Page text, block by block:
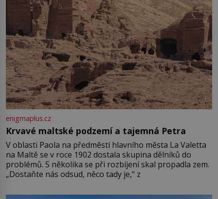
enigmaplus.cz
Krvavé maltské podzemí a tajemná Petra
V oblasti Paola na předměstí hlavního města La Valetta
na Maltě se v roce 1902 dostala skupina dělníků do
problémů. S několika se při rozbíjení skal propadla zem.
„Dostaňte nás odsud, něco tady je,“ z